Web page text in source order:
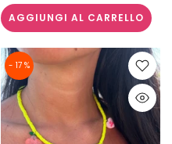
AGGIUNGI AL CARRELLO
- 17 %